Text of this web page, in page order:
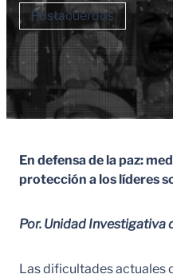
Postacuerdos
En defensa de la paz:
protección a los líderes
Por. Unidad Investigativa
Las dificultades actuales